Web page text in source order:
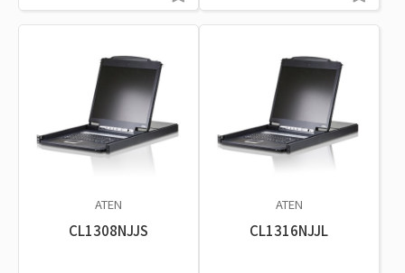
ATEN
CL1308NJJS
ATEN
CL1316NJJL